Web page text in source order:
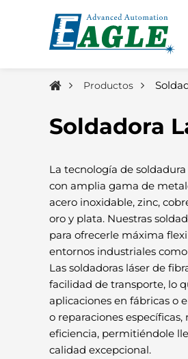
Productos
Soldadora
La tecnología de
con amplia gama de
acero inoxidable, zinc,
oro y plata. Nuestras
para ofrecerle máxima
entornos industriales
Las soldadoras láser de
facilidad de transporte, lo
aplicaciones en fábricas o
o reparaciones
eficiencia, permitiéndole
calidad excepcional.